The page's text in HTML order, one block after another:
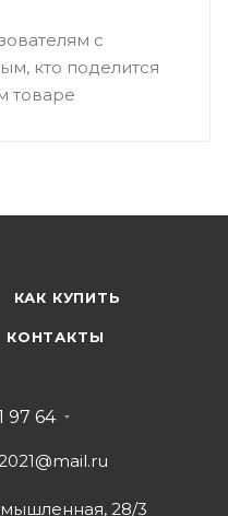
с
кто поделится
товаре
КАК КУПИТЬ
КОНТАКТЫ
97 64
28/3